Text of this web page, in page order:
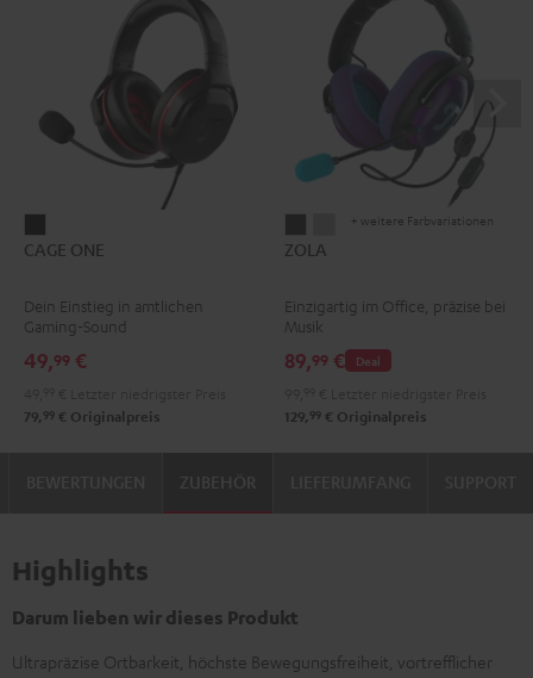
ONE
Black
CAGE ONE
Dein Einstieg in amtlichen
Gaming-Sound
49,99 €
79, 99 € Originalpreis
Dark
ZOLA
+ weitere Farbvariationen
ZOLA
Einzigartig im Office, präzise bei
Musik
Deal
89,99 €
129, 99 € Originalpreis
ZUBEHÖR
Highlights
Darum lieben wir dieses Produkt
Ultrapräzise Ortbarkeit, höchste Bewegungsfreiheit, vortrefflicher